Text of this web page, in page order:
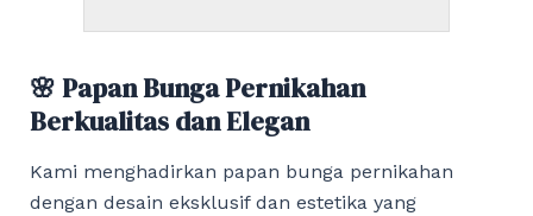
🌸 Papan Bunga Pernikahan
Berkualitas dan Elegan
Kami menghadirkan papan bunga pernikahan
dengan desain eksklusif dan estetika yang